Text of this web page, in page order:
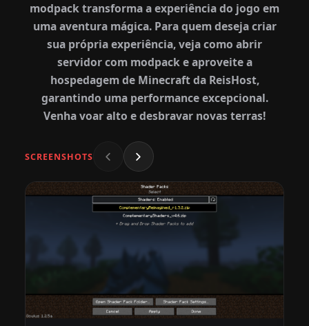
modpack transforma a experiência do jogo em
uma aventura mágica. Para quem deseja criar
sua própria experiência, veja como abrir
servidor com modpack e aproveite a
hospedagem de Minecraft da ReisHost,
garantindo uma performance excepcional.
Venha voar alto e desbravar novas terras!
SCREENSHOTS